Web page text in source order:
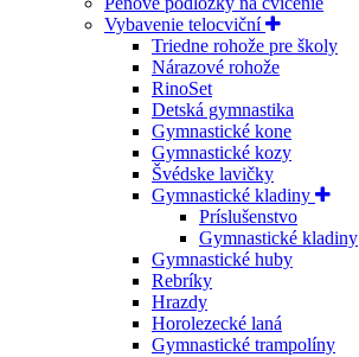
Vybavenie telocviční
Triedne rohože pre školy
Nárazové rohože
RinoSet
Detská gymnastika
Gymnastické kone
Gymnastické kozy
Švédske lavičky
Gymnastické kladiny
Príslušenstvo
Gymnastické kladiny
Gymnastické huby
Rebríky
Hrazdy
Horolezecké laná
Gymnastické trampolíny